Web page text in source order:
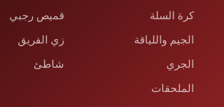
كرة السلة
قميص رجبي
الجيم واللياقة
زي الفريق
الجري
شاطئ
الملحقات